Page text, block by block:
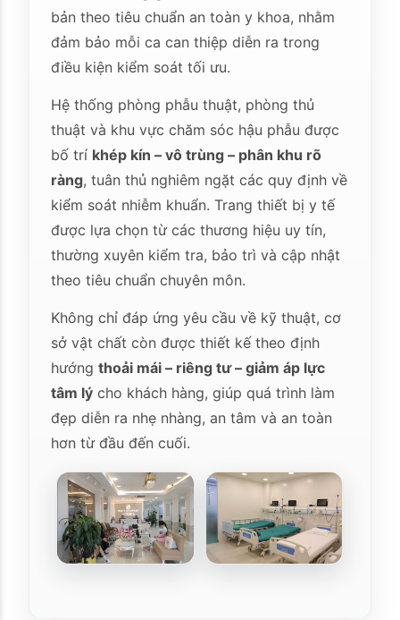
bản theo tiêu chuẩn an toàn y khoa, nhằm
đảm bảo mỗi ca can thiệp diễn ra trong
điều kiện kiểm soát tối ưu.
Hệ thống phòng phẫu thuật, phòng thủ
thuật và khu vực chăm sóc hậu phẫu được
bố trí khép kín – vô trùng – phân khu rõ
ràng, tuân thủ nghiêm ngặt các quy định về
kiểm soát nhiễm khuẩn. Trang thiết bị y tế
được lựa chọn từ các thương hiệu uy tín,
thường xuyên kiểm tra, bảo trì và cập nhật
theo tiêu chuẩn chuyên môn.
Không chỉ đáp ứng yêu cầu về kỹ thuật, cơ
sở vật chất còn được thiết kế theo định
hướngthoải mái – riêng tư – giảm áp lực
tâm lý cho khách hàng, giúp quá trình làm
đẹp diễn ra nhẹ nhàng, an tâm và an toàn
hơn từ đầu đến cuối.